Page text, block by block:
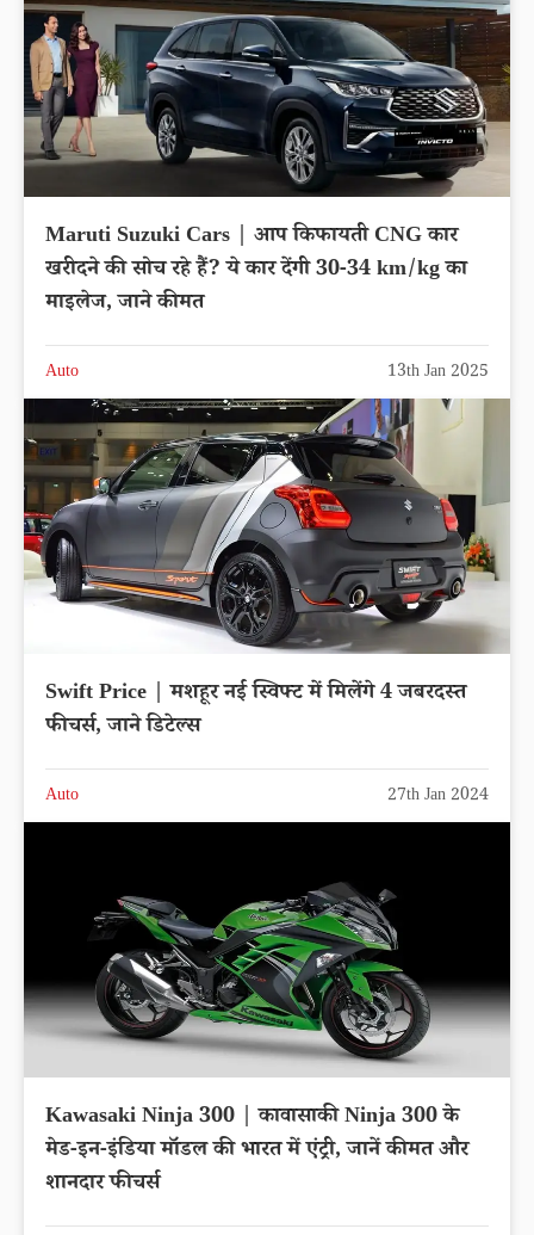
Maruti Suzuki Cars | आप किफायती CNG कार
खरीदने की सोच रहे हैं? ये कार देंगी 30-34 km/kg का
माइलेज, जाने कीमत
Auto 13th Jan 2025
Swift Price | मशहूर नई स्विफ्ट में मिलेंगे 4 जबरदस्त
फीचर्स, जाने डिटेल्स
Auto 27th Jan 2024
Kawasaki Ninja 300 | कावासाकी Ninja 300 के
मेड-इन-इंडिया मॉडल की भारत में एंट्री, जानें कीमत और
शानदार फीचर्स